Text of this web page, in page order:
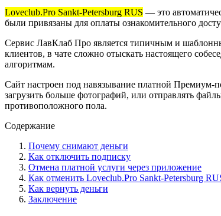
Loveclub.Pro Sankt-Petersburg RUS — это
были привязаны для оплаты ознакомительного
Сервис ЛавКлаб Про является типичным и
клиентов, в чате сложно отыскать настоящего
алгоритмам.
Сайт настроен под навязывание платной Премиум-
загрузить больше фотографий, или отправлять
противоположного пола.
Содержание
Почему снимают деньги
Как отключить подписку
Отмена платной услуги через приложение
Как отменить Loveclub.Pro Sankt-Petersburg
Как вернуть деньги
Заключение